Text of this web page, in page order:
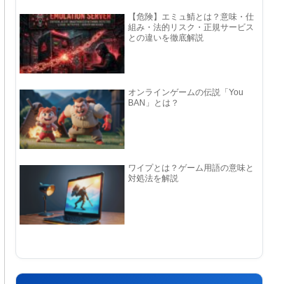
【危険】エミュ鯖とは？意味・仕
組み・法的リスク・正規サービス
との違いを徹底解説
オンラインゲームの伝説「You
BAN」とは？
ワイプとは？ゲーム用語の意味と
対処法を解説